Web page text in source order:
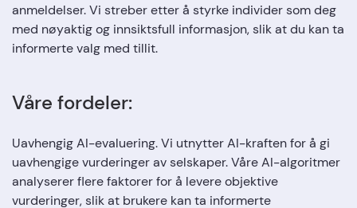
anmeldelser. Vi streber etter å styrke individer som deg
med nøyaktig og innsiktsfull informasjon, slik at du kan ta
informerte valg med tillit.
Våre fordeler:
Uavhengig AI-evaluering. Vi utnytter AI-kraften for å gi
uavhengige vurderinger av selskaper. Våre AI-algoritmer
analyserer flere faktorer for å levere objektive
vurderinger, slik at brukere kan ta informerte